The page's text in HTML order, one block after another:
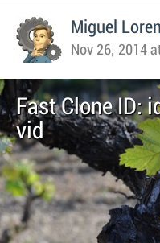
Miguel
Nov 26, 2014
Fast Clone ID:
vid